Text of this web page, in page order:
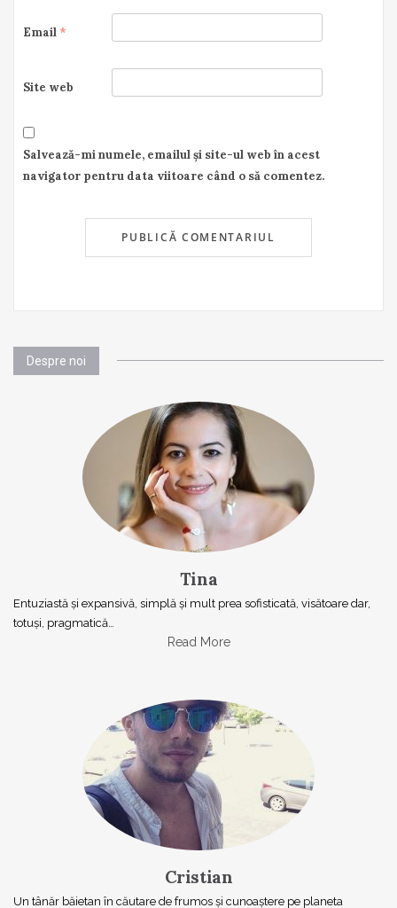
Email *
Site web
Salvează-mi numele, emailul și site-ul web în acest
navigator pentru data viitoare când o să comentez.
Despre noi
Tina
Entuziastă şi expansivă, simplă şi mult prea sofisticată, visătoare dar,
totuşi, pragmatică…
Read More
Cristian
Un tânăr băietan în căutare de frumos și cunoaștere pe planeta